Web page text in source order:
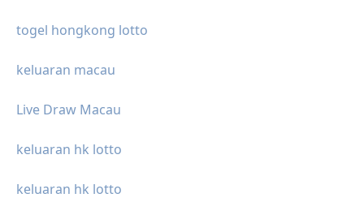
togel hongkong lotto
keluaran macau
Live Draw Macau
keluaran hk lotto
keluaran hk lotto